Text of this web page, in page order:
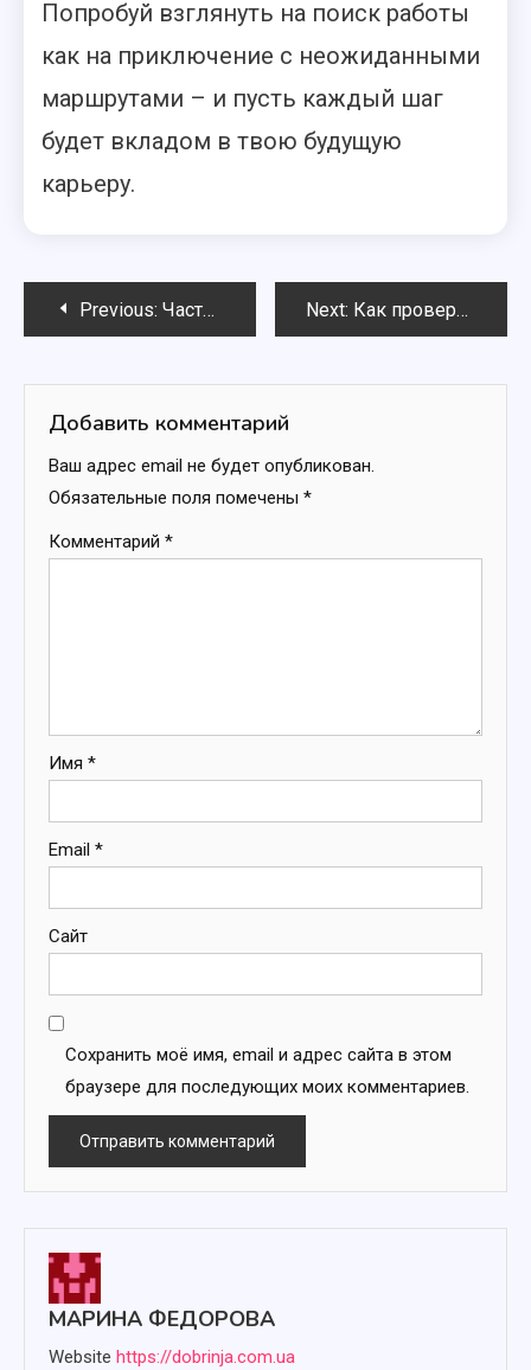
Попробуй взглянуть на поиск работы
как на приключение с неожиданными
маршрутами – и пусть каждый шаг
будет вкладом в твою будущую
карьеру.
Навигация
записям
Previous: Часто задаваемые вопросы о регистрации на портале госуслуг: ответы и решения Next: Как проверить подлинность товара перед покупкой: практические рекомендации
Добавить комментарий
Ваш адрес email не будет опубликован.
Обязательные поля помечены *
Комментарий *
Имя *
Email *
Сайт
Сохранить моё имя, email и адрес сайта в этом
браузере для последующих моих комментариев.
МАРИНА ФЕДОРОВА
Website https://dobrinja.com.ua